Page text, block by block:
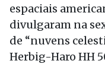
espaciais
divulgaram na
de “nuvens
Herbig-Haro HH